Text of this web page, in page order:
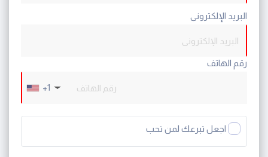
البريد الإلكترونى
رقم الهاتف
+1
اجعل تبرعك لمن تحب